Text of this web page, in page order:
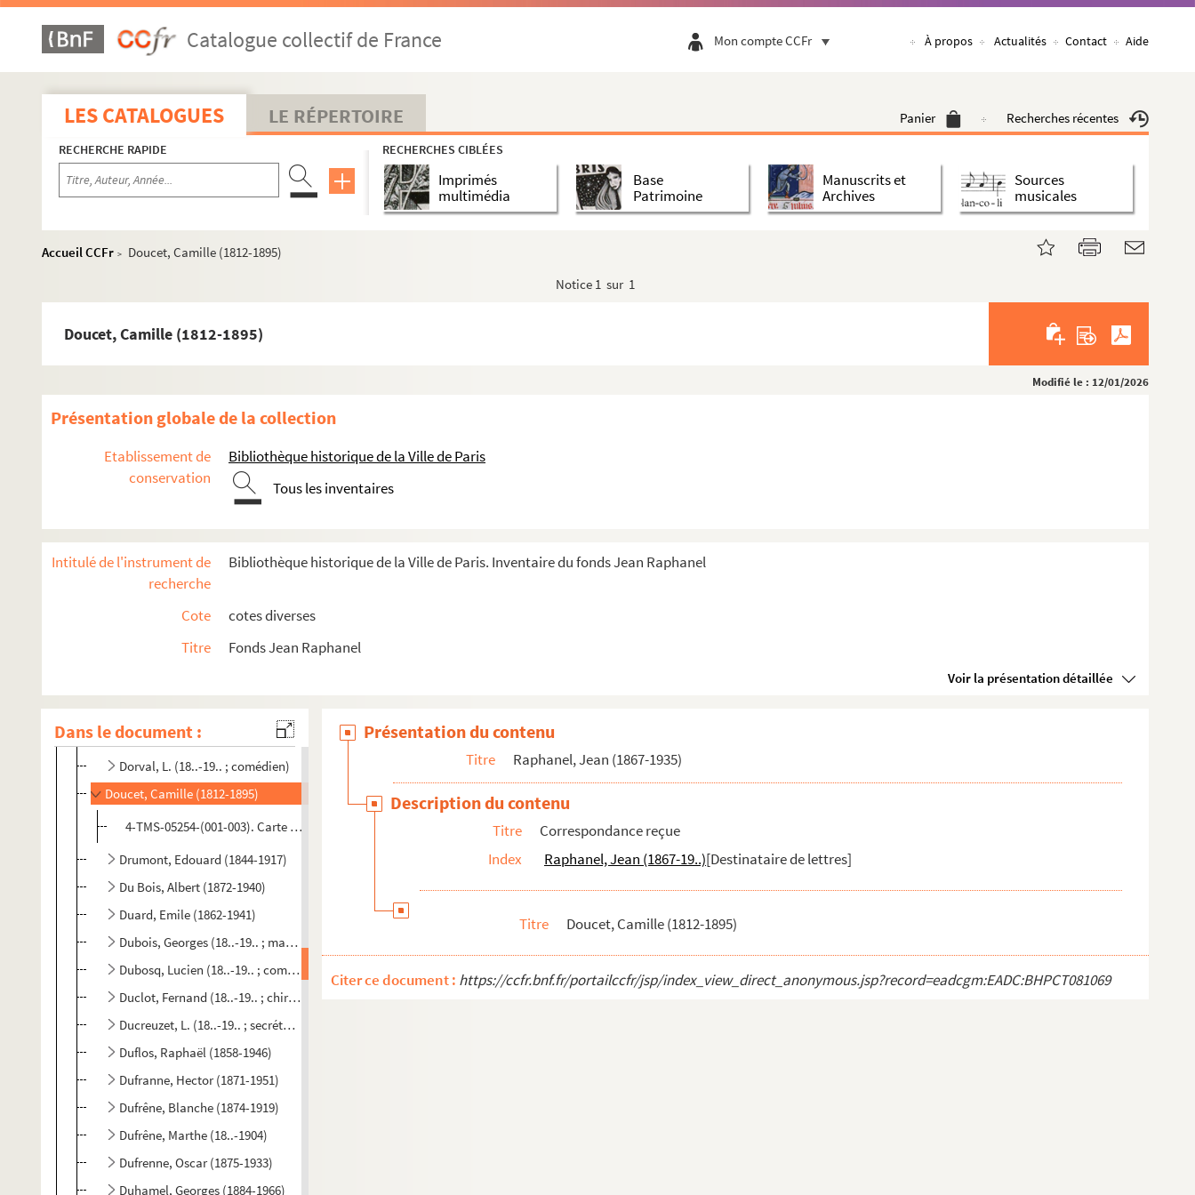
Catalogue collectif de France Mon compte CCFr À propos Actualités Contact Aide
LES CATALOGUES LE RÉPERTOIRE Panier Recherches récentes
RECHERCHE RAPIDE RECHERCHES CIBLÉES
Imprimés
multimédia
Base
Patrimoine
Manuscrits et
Archives
Sources
musicales
Accueil CCFr >
Doucet, Camille (1812-1895)
Notice 1 sur 1
Doucet, Camille (1812-1895)
Modifié le : 12/01/2026
Présentation globale de la collection
Etablissement de
conservation
Bibliothèque historique de la Ville de Paris
Tous les inventaires
Intitulé de l'instrument de
recherche
Bibliothèque historique de la Ville de Paris. Inventaire du fonds Jean Raphanel
Cote
cotes diverses
Titre
Fonds Jean Raphanel
Voir la présentation détaillée
Dans le document :
4-TMS-06704. Lettre de monsieur Demachy
Dernay, Emile (1867-1948)
Descaves, Lucien (1861-1949)
Deschamps, Léon (1864-1899)
Desfontaines, Henri (1876-1931)
Desjardins, Maxime (1861-1936)
Deville, Alphonse (1856-1932)
Devoyod, Suzanne (1867-1954)
Diamand, Albert (18..-19.. ; comédien)
Diamant-Berger, Henri (1895-1972)
Dieulafoy, Marcel (1844-1920)
Diraison-Seylor, Olivier (1873-1916)
Donop, Raoul (1841-1910)
Dorchain, Auguste (1857-1930)
Dorian, Jeanne (18..-19.. ; comédienne)
Dorval, L. (18..-19.. ; comédien)
Doucet, Camille (1812-1895)
4-TMS-05254-(001-003). Carte de visite autographe et lettre autographe sur papier à en-tête de l'Académie Française adressé...
Drumont, Edouard (1844-1917)
Du Bois, Albert (1872-1940)
Duard, Emile (1862-1941)
Dubois, Georges (18..-19.. ; maître d'armes)
Dubosq, Lucien (18..-19.. ; comédien)
Duclot, Fernand (18..-19.. ; chirurgien-dentiste)
Ducreuzet, L. (18..-19.. ; secrétaire)
Duflos, Raphaël (1858-1946)
Dufranne, Hector (1871-1951)
Dufrêne, Blanche (1874-1919)
Dufrêne, Marthe (18..-1904)
Dufrenne, Oscar (1875-1933)
Duhamel, Georges (1884-1966)
Présentation du contenu
Titre Raphanel, Jean (1867-1935)
Description du contenu
Titre
Correspondance reçue
Index
Raphanel, Jean (1867-19..)[Destinataire de lettres]
Titre Doucet, Camille (1812-1895)
Citer ce document : https://ccfr.bnf.fr/portailccfr/jsp/index_view_direct_anonymous.jsp?record=eadcgm:EADC:BHPCT081069